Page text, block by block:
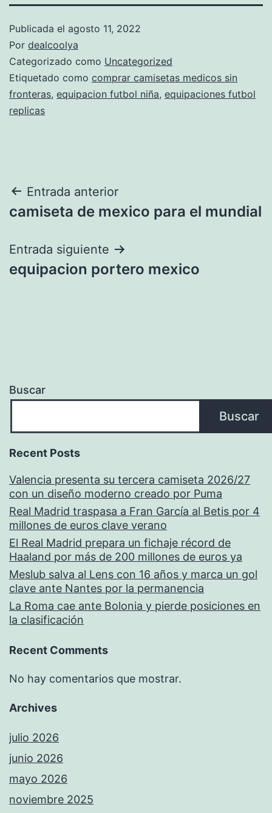
Publicada el agosto 11, 2022
Por dealcoolya
Categorizado como Uncategorized
Etiquetado como comprar camisetas medicos sin
fronteras, equipacion futbol niña, equipaciones futbol
replicas
Navegación
de
entradas
Entrada anterior
camiseta de mexico para el mundial
Entrada siguiente
equipacion portero mexico
Buscar
Buscar
Recent Posts
Valencia presenta su tercera camiseta 2026/27
con un diseño moderno creado por Puma
Real Madrid traspasa a Fran García al Betis por 4
millones de euros clave verano
El Real Madrid prepara un fichaje récord de
Haaland por más de 200 millones de euros ya
Meslub salva al Lens con 16 años y marca un gol
clave ante Nantes por la permanencia
La Roma cae ante Bolonia y pierde posiciones en
la clasificación
Recent Comments
No hay comentarios que mostrar.
Archives
julio 2026
junio 2026
mayo 2026
noviembre 2025